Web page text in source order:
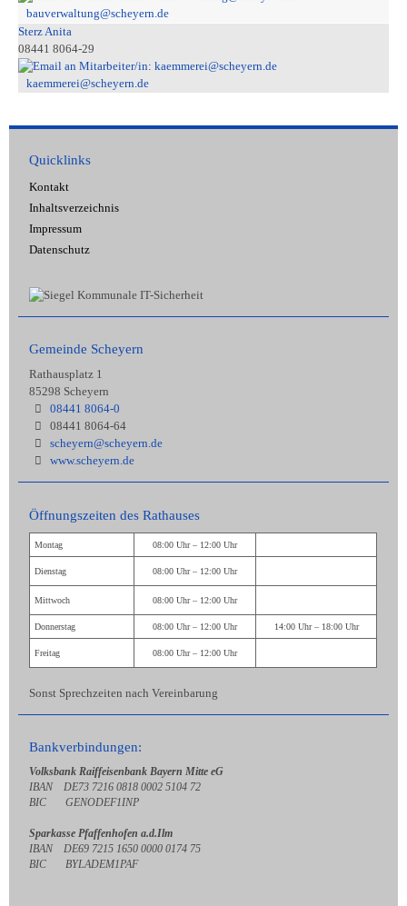
bauverwaltung@scheyern.de
Sterz Anita
08441 8064-29
kaemmerei@scheyern.de
Quicklinks
Kontakt
Inhaltsverzeichnis
Impressum
Datenschutz
Gemeinde Scheyern
Rathausplatz 1
85298 Scheyern
08441 8064-0
08441 8064-64
scheyern@scheyern.de
www.scheyern.de
Öffnungszeiten des Rathauses
Montag 08:00 Uhr – 12:00 Uhr
Dienstag 08:00 Uhr – 12:00 Uhr
Mittwoch 08:00 Uhr – 12:00 Uhr
Donnerstag 08:00 Uhr – 12:00 Uhr 14:00 Uhr – 18:00 Uhr
Freitag 08:00 Uhr – 12:00 Uhr
Sonst Sprechzeiten nach Vereinbarung
Bankverbindungen:
Volksbank Raiffeisenbank Bayern Mitte eG
IBAN DE73 7216 0818 0002 5104 72
BIC GENODEF1INP
Sparkasse Pfaffenhofen a.d.Ilm
IBAN DE69 7215 1650 0000 0174 75
BIC BYLADEM1PAF